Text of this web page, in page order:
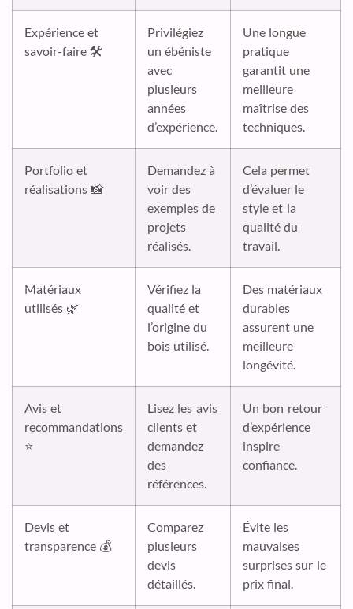
Expérience et
savoir-faire 🛠️
Privilégiez
un ébéniste
avec
plusieurs
années
d’expérience.
Une longue
pratique
garantit une
meilleure
maîtrise des
techniques.
Portfolio et
réalisations 📸
Demandez à
voir des
exemples de
projets
réalisés.
Cela permet
d’évaluer le
style et la
qualité du
travail.
Matériaux
utilisés 🌿
Vérifiez la
qualité et
l’origine du
bois utilisé.
Des matériaux
durables
assurent une
meilleure
longévité.
Avis et
recommandations
⭐
Lisez les avis
clients et
demandez
des
références.
Un bon retour
d’expérience
inspire
confiance.
Devis et
transparence 💰
Comparez
plusieurs
devis
détaillés.
Évite les
mauvaises
surprises sur le
prix final.